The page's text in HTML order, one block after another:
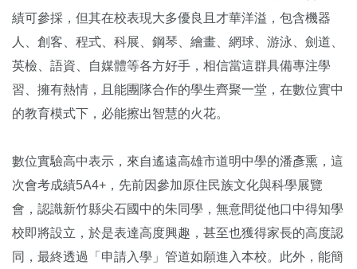
績可參採，但其在校表現大多優良且才華洋溢，包含機器
人、創客、程式、科展、鋼琴、繪畫、網球、游泳、劍道、
英檢、語資、自媒體等各方好手，相信當這群具備專注學
習、擁有熱情，且能團隊合作的學生齊聚一堂，在數位實中
的教育模式下，必能擦出智慧的火花。
數位實驗高中表示，來自遙遠高雄市道明中學的潘彥熏，這
次會考成績5A4+，先前因參加原住民族文化與科學展覽
會，認識新竹縣尖石國中的朱同學，無意間從他口中得知學
校即將設立，於是表達高度興趣，甚至也獲得家長的高度認
同，最終透過「申請入學」管道如願進入本校。此外，能簡